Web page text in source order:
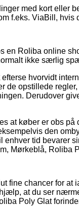
med kort eller
f.eks. ViaBill,
en Roliba online
ikke særlig
hvorvidt
de opstillede
Derudover
at køber er obs
den
enhver tid bevarer
Mørkeblå, Roliba
fine chancer for
at du ser
Poly Glat